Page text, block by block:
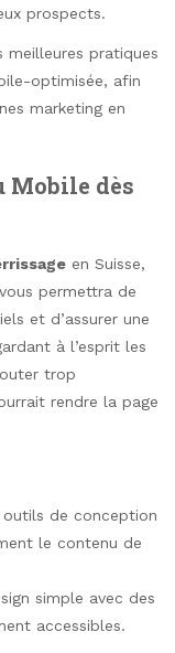
prospects.
meilleures pratiques
optimisée, afin
marketing en
Mobile dès
en Suisse,
permettra de
et d’assurer une
à l’esprit les
trop
rendre la page
outils de conception
le contenu de
simple avec des
accessibles.